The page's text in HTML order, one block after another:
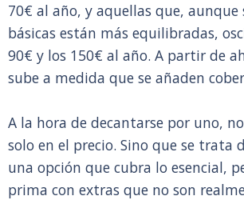
70€ al año, y aquellas que, aunque
básicas están más equilibradas,
90€ y los 150€ al año. A partir de
sube a medida que se añaden
A la hora de decantarse por uno,
solo en el precio. Sino que se trata
una opción que cubra lo esencial,
prima con extras que no son